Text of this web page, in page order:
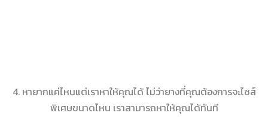
4. หายากแค่ไหนแต่เราหาให้คุณได้ ไม่ว่ายางที่คุณต้องการจะไซส์
พิเศษขนาดไหน เราสามารถหาให้คุณได้ทันที